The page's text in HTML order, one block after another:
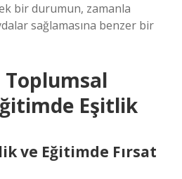
bir durumun, zamanla
sağlamasına benzer bir
Toplumsal
Eşitlik
ve Eğitimde Fırsat